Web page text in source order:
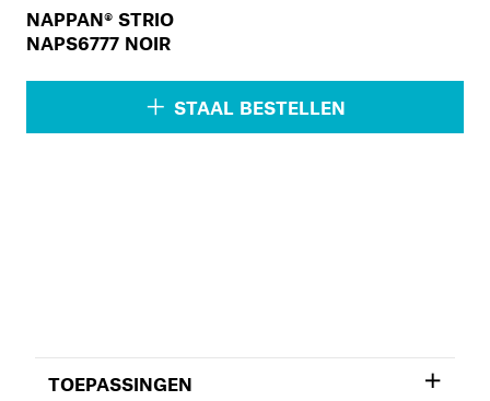
NAPPAN® STRIO
NAPS6777 NOIR
STAAL BESTELLEN
TOEPASSINGEN